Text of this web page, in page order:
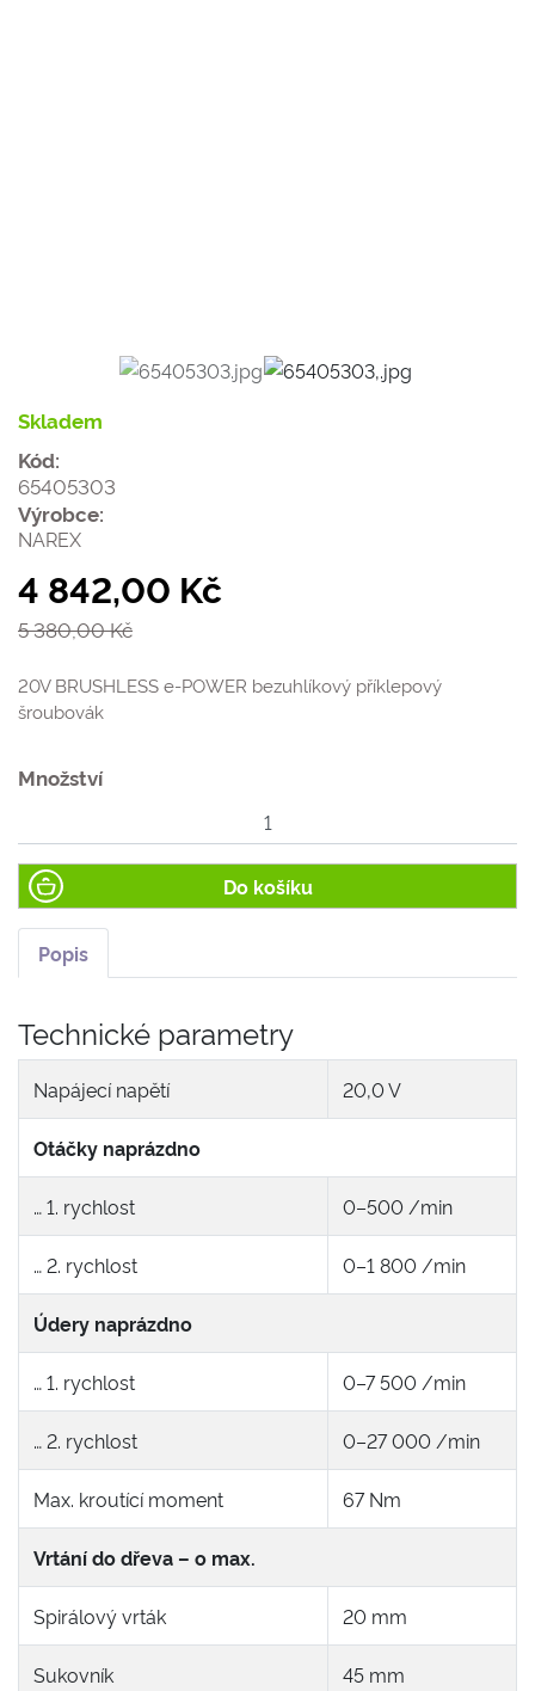
Skladem
Kód:
65405303
Výrobce:
NAREX
4 842,00 Kč
5 380,00 Kč
20V BRUSHLESS e-POWER bezuhlíkový příklepový
šroubovák
Množství
Do košíku
Popis
Technické parametry
Napájecí napětí 20,0 V
Otáčky naprázdno
… 1. rychlost 0–500 /min
… 2. rychlost 0–1 800 /min
Údery naprázdno
… 1. rychlost 0–7 500 /min
… 2. rychlost 0–27 000 /min
Max. kroutící moment 67 Nm
Vrtání do dřeva – o max.
Spirálový vrták 20 mm
Sukovník 45 mm